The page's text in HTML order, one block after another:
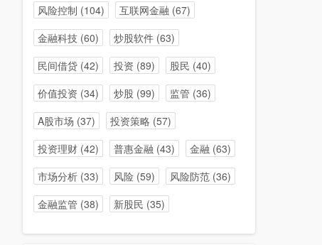
风险控制 (104) 互联网金融 (67)
金融科技 (60) 炒股软件 (63)
民间借贷 (42) 投资 (89) 股民 (40)
价值投资 (34) 炒股 (99) 监管 (36)
A股市场 (37) 投资策略 (57)
投资理财 (42) 普惠金融 (43) 金融 (63)
市场分析 (33) 风险 (59) 风险防范 (36)
金融监管 (38) 新股民 (35)